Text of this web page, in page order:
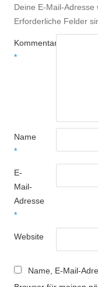
Deine E-Mail-Adresse
Erforderliche Felder
Kommentar
*
Name
*
E-
Mail-
Adresse
*
Website
Name, E-Mail-